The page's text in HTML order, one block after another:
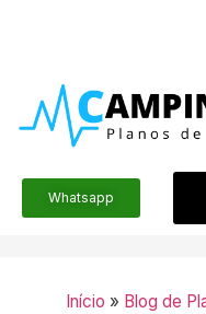
Whatsapp
Início » Blog de